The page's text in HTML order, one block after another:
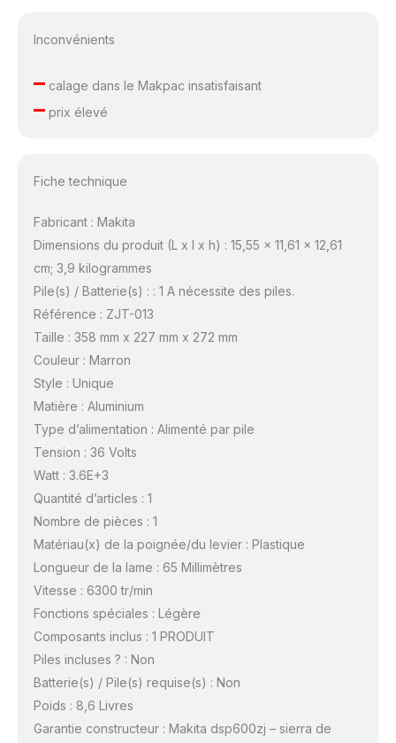
Inconvénients
–calage dans le Makpac insatisfaisant
–prix élevé
Fiche technique
Fabricant : Makita
Dimensions du produit (L x l x h) : 15,55 x 11,61 x 12,61
cm; 3,9 kilogrammes
Pile(s) / Batterie(s) : : 1 A nécessite des piles.
Référence : ZJT-013
Taille : 358 mm x 227 mm x 272 mm
Couleur : Marron
Style : Unique
Matière : Aluminium
Type d’alimentation : Alimenté par pile
Tension : 36 Volts
Watt : 3.6E+3
Quantité d’articles : 1
Nombre de pièces : 1
Matériau(x) de la poignée/du levier : Plastique
Longueur de la lame : 65 Millimètres
Vitesse : 6300 tr/min
Fonctions spéciales : Légère
Composants inclus : 1 PRODUIT
Piles incluses ? : Non
Batterie(s) / Pile(s) requise(s) : Non
Poids : 8,6 Livres
Garantie constructeur : Makita dsp600zj – sierra de